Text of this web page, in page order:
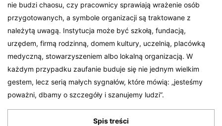
nie budzi chaosu, czy pracownicy sprawiają wrażenie osób
przygotowanych, a symbole organizacji są traktowane z
należytą uwagą. Instytucja może być szkołą, fundacją,
urzędem, firmą rodzinną, domem kultury, uczelnią, placówką
medyczną, stowarzyszeniem albo lokalną organizacją. W
każdym przypadku zaufanie buduje się nie jednym wielkim
gestem, lecz serią małych sygnałów, które mówią: „jesteśmy
poważni, dbamy o szczegóły i szanujemy ludzi”.
Spis treści